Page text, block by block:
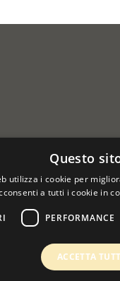
Questo
utilizza i cookie per
a tutti i cookie in
PERFORMANCE
ACCETTA